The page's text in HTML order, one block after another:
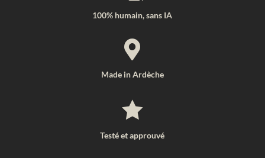
100% humain, sans IA

Made in Ardèche

Testé et approuvé